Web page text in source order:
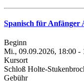
Spanisch für Anfänger
Beginn
Mi., 09.09.2026, 18:00 -
Kursort
Schloß Holte-
Gebühr